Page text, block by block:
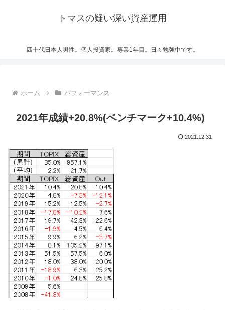
トマスの疑い深い資産運用
四十代日本人男性。個人投資家。専業1年目。日々勉強中です。
ホーム パフォーマンス
2021年成績+20.8%(ベンチマーク+10.4%)
2021.12.31